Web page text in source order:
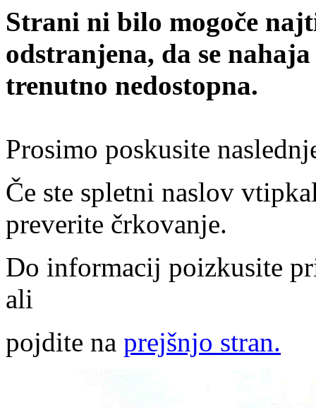
Strani ni bilo mogoče
odstranjena, da se
trenutno nedostopna.
Prosimo poskusite
Če ste spletni naslov
preverite črkovanje.
Do informacij poizkusite
ali
pojdite na prejšnjo stran.